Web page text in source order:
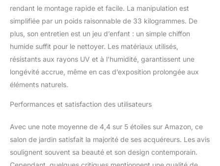
rendant le montage rapide et facile. La manipulation est
simplifiée par un poids raisonnable de 33 kilogrammes. De
plus, son entretien est un jeu d’enfant : un simple chiffon
humide suffit pour le nettoyer. Les matériaux utilisés,
résistants aux rayons UV et à l’humidité, garantissent une
longévité accrue, même en cas d’exposition prolongée aux
éléments naturels.
Performances et satisfaction des utilisateurs
Avec une note moyenne de 4,4 sur 5 étoiles sur Amazon, ce
salon de jardin satisfait la majorité de ses acquéreurs. Les avis
soulignent souvent sa beauté et son design contemporain.